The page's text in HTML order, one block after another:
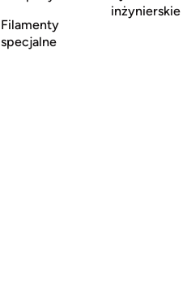
Filamenty
specjalne
inżynierskie